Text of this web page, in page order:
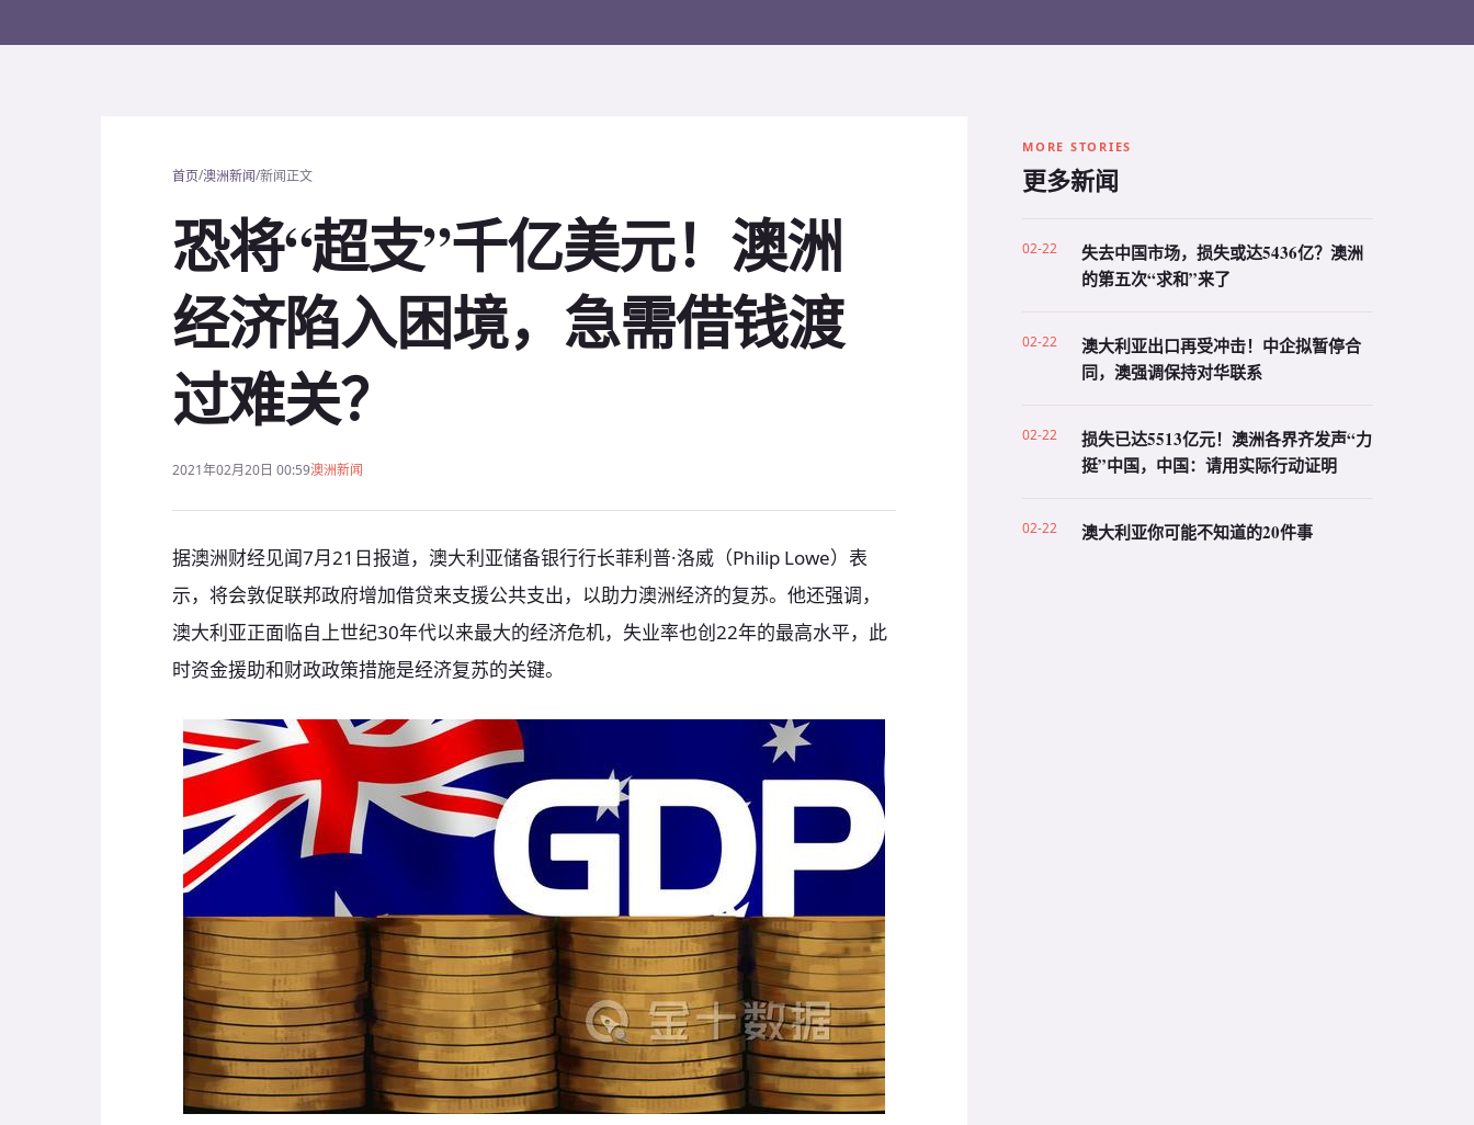
首页/澳洲新闻/新闻正文
恐将“超支”千亿美元！澳洲
经济陷入困境，急需借钱渡
过难关？
2021年02月20日 00:59澳洲新闻
据澳洲财经见闻7月21日报道，澳大利亚储备银行行长菲利普·洛威（Philip Lowe）表
示，将会敦促联邦政府增加借贷来支援公共支出，以助力澳洲经济的复苏。他还强调，
澳大利亚正面临自上世纪30年代以来最大的经济危机，失业率也创22年的最高水平，此
时资金援助和财政政策措施是经济复苏的关键。
MORE STORIES
更多新闻
02-22
失去中国市场，损失或达5436亿？澳洲
的第五次“求和”来了
02-22
澳大利亚出口再受冲击！中企拟暂停合
同，澳强调保持对华联系
02-22
损失已达5513亿元！澳洲各界齐发声“力
挺”中国，中国：请用实际行动证明
02-22 澳大利亚你可能不知道的20件事